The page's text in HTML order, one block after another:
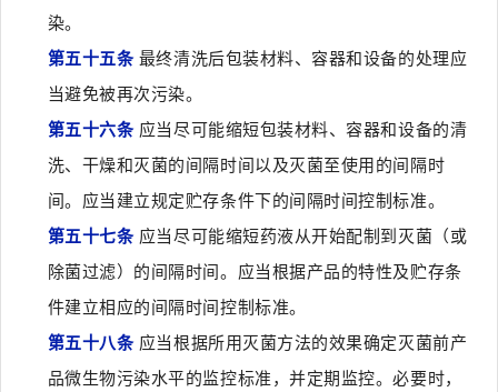
染。
第五十五条最终清洗后包装材料、容器和设备的处理应
当避免被再次污染。
第五十六条应当尽可能缩短包装材料、容器和设备的清
洗、干燥和灭菌的间隔时间以及灭菌至使用的间隔时
间。应当建立规定贮存条件下的间隔时间控制标准。
第五十七条应当尽可能缩短药液从开始配制到灭菌（或
除菌过滤）的间隔时间。应当根据产品的特性及贮存条
件建立相应的间隔时间控制标准。
第五十八条应当根据所用灭菌方法的效果确定灭菌前产
品微生物污染水平的监控标准，并定期监控。必要时，